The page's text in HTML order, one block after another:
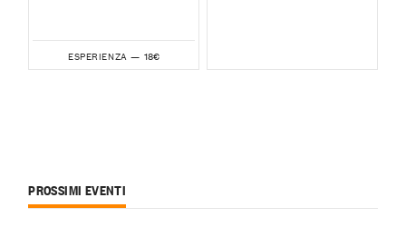
ESPERIENZA — 18€
PROSSIMI EVENTI